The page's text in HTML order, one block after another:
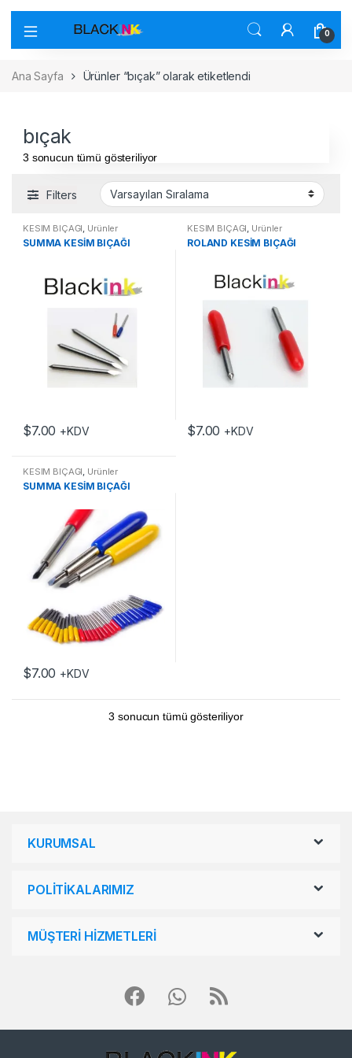
0
Ana Sayfa Ürünler “bıçak” olarak etiketlendi
bıçak
3 sonucun tümü gösteriliyor
Filters
KESİM BIÇAĞI, Ürünler
SUMMA KESİM BIÇAĞI
$7.00 +KDV
KESİM BIÇAĞI, Ürünler
ROLAND KESİM BIÇAĞI
$7.00 +KDV
KESİM BIÇAĞI, Ürünler
SUMMA KESİM BIÇAĞI
$7.00 +KDV
Bu ürünün birden fazla varyasyonu var. Seçenekler ürün
3 sonucun tümü gösteriliyor
KURUMSAL
POLİTİKALARIMIZ
MÜŞTERİ HİZMETLERİ